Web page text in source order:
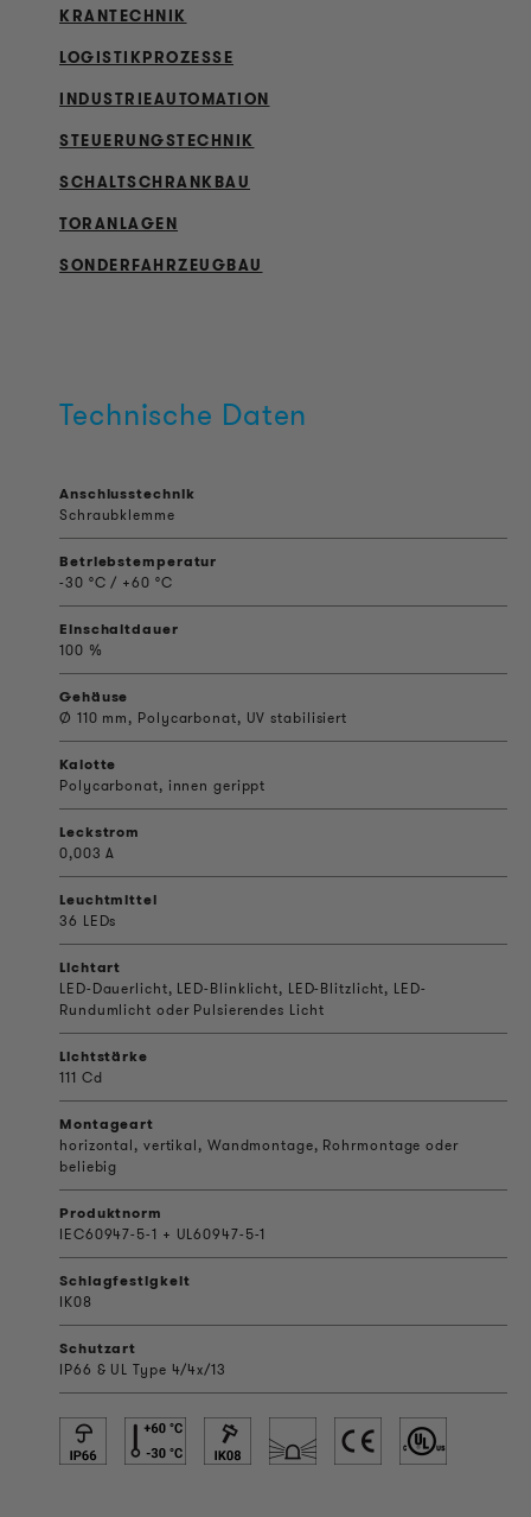
KRANTECHNIK
LOGISTIKPROZESSE
INDUSTRIEAUTOMATION
STEUERUNGSTECHNIK
SCHALTSCHRANKBAU
TORANLAGEN
SONDERFAHRZEUGBAU
Technische Daten
Anschlusstechnik
Schraubklemme
Betriebstemperatur
-30 °C / +60 °C
Einschaltdauer
100 %
Gehäuse
Ø 110 mm, Polycarbonat, UV stabilisiert
Kalotte
Polycarbonat, innen gerippt
Leckstrom
0,003 A
Leuchtmittel
36 LEDs
Lichtart
LED-Dauerlicht, LED-Blinklicht, LED-Blitzlicht, LED-
Rundumlicht oder Pulsierendes Licht
Lichtstärke
111 Cd
Montageart
horizontal, vertikal, Wandmontage, Rohrmontage oder
beliebig
Produktnorm
IEC60947-5-1 + UL60947-5-1
Schlagfestigkeit
IK08
Schutzart
IP66 & UL Type 4/4x/13